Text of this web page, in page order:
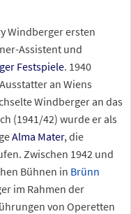
Windberger ersten
Assistent und
Festspiele. 1940
an Wiens
Windberger an das
(1941/42) wurde er als
Alma Mater, die
Zwischen 1942 und
Bühnen in Brünn
im Rahmen der
von Operetten